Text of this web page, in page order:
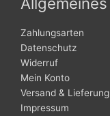
Zahlungsarten
Datenschutz
Widerruf
Mein Konto
Versand & Lieferung
Impressum